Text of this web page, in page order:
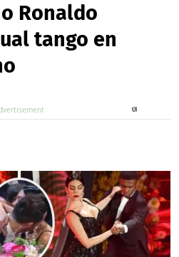
Ronaldo
tango en
X